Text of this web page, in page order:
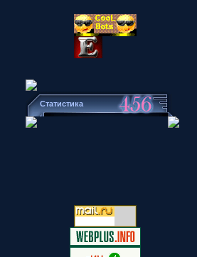
Статистика